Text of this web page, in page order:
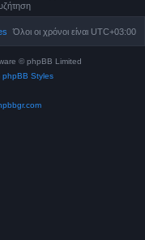
Όλοι οι χρόνοι είναι UTC+03:00
© phpBB Limited
phpBB Styles